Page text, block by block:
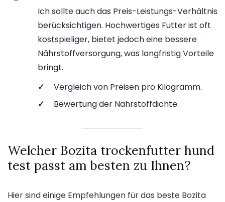
Ich sollte auch das Preis-Leistungs-Verhältnis
berücksichtigen. Hochwertiges Futter ist oft
kostspieliger, bietet jedoch eine bessere
Nährstoffversorgung, was langfristig Vorteile
bringt.
✓
Vergleich von Preisen pro Kilogramm.
✓
Bewertung der Nährstoffdichte.
Welcher Bozita trockenfutter hund
test passt am besten zu Ihnen?
Hier sind einige Empfehlungen für das beste Bozita